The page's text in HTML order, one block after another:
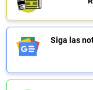
Siga las